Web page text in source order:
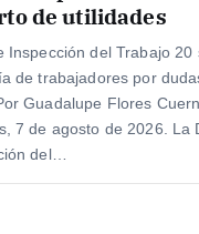
de utilidades
Inspección del Trabajo 20
de trabajadores por
Guadalupe Flores
7 de agosto de 2026. La
del…